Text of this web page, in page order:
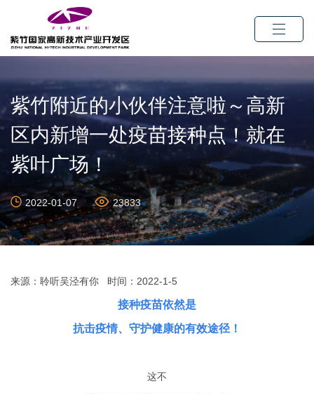
紫竹附近的小伙伴注意啦～高新
区内新增一处疫苗接种点！就在
紫叶广场！
2022-01-07 23833
来源：聆听吴泾有你 时间：2022-1-5
接种疫苗依然是
抗击疫情、守护健康的有效途径！
这不